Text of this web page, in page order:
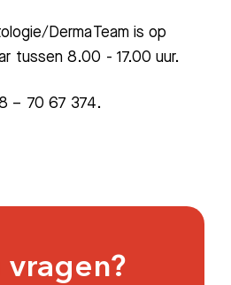
Zoeken
DermaTeam is op
tussen 8.00 - 17.00 uur.
– 70 67 374.
vragen?